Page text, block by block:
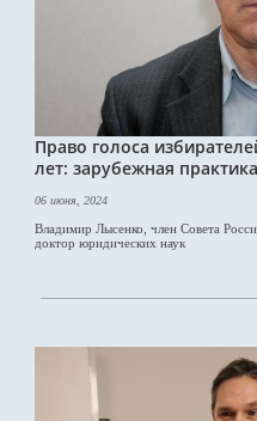
Право голоса
лет: зарубежная практика
06 июня, 2024
Владимир Лысенко, член Совета
доктор юридических наук